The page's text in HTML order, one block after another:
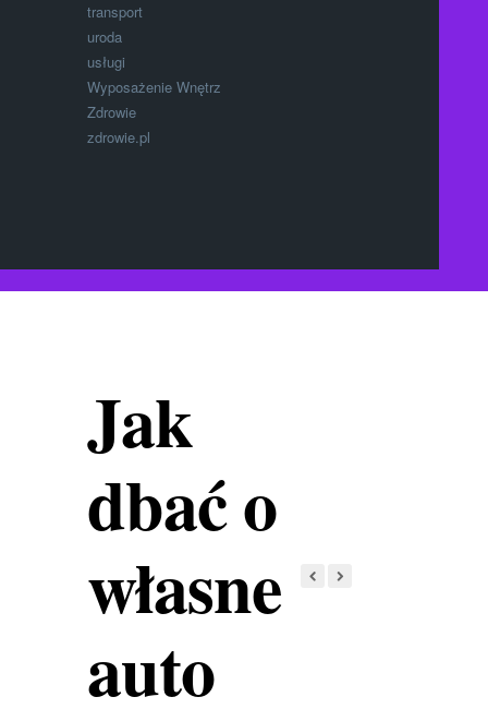
transport
uroda
usługi
Wyposażenie Wnętrz
Zdrowie
zdrowie.pl
Jak
dbać o
własne
auto